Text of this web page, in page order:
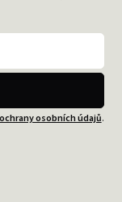
osobních údajů.